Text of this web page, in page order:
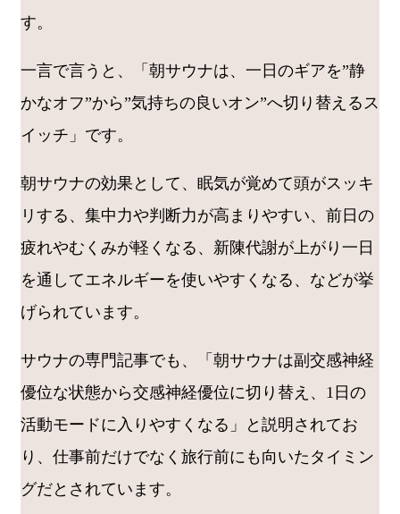
す。
一言で言うと、「朝サウナは、一日のギアを”静
かなオフ”から”気持ちの良いオン”へ切り替えるス
イッチ」です。
朝サウナの効果として、眠気が覚めて頭がスッキ
リする、集中力や判断力が高まりやすい、前日の
疲れやむくみが軽くなる、新陳代謝が上がり一日
を通してエネルギーを使いやすくなる、などが挙
げられています。
サウナの専門記事でも、「朝サウナは副交感神経
優位な状態から交感神経優位に切り替え、1日の
活動モードに入りやすくなる」と説明されてお
り、仕事前だけでなく旅行前にも向いたタイミン
グだとされています。